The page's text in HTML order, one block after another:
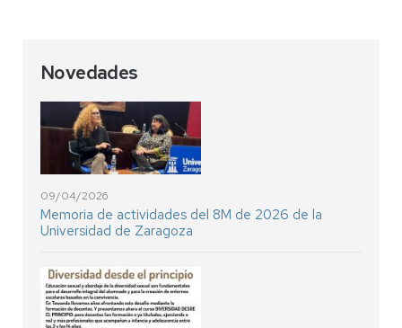
Novedades
09/04/2026
Memoria de actividades del 8M de 2026 de la
Universidad de Zaragoza